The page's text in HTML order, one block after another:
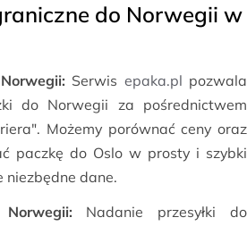
do Norwegii w
Serwis epaka.pl pozwala
do Norwegii za pośrednictwem
Możemy porównać ceny oraz
paczkę do Oslo w prosty i szybki
niezbędne dane.
Nadanie przesyłki do